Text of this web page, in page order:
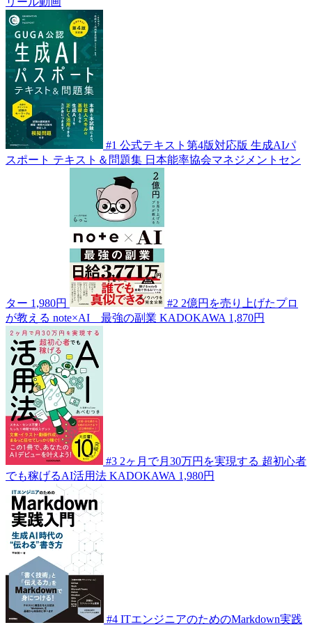
#1 公式テキスト第4版対応版 生成AIパ
スポート テキスト＆問題集 日本能率協会マネジメントセン
ター 1,980円 #2 2億円を売り上げたプロ
が教える note×AI 最強の副業 KADOKAWA 1,870円
#3 2ヶ月で月30万円を実現する 超初心者
でも稼げるAI活用法 KADOKAWA 1,980円
#4 ITエンジニアのためのMarkdown実践